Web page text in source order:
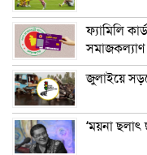
ফ্যামিলি
সমাজকল্যাণ
জুলাইয়ে
‘ময়না ছলাৎ